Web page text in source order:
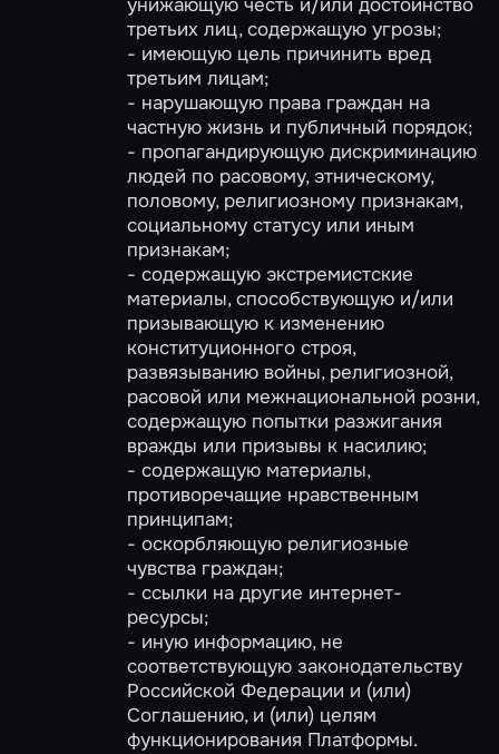
третьих лиц, содержащую угрозы;
- имеющую цель причинить вред
третьим лицам;
- нарушающую права граждан на
частную жизнь и публичный порядок;
- пропагандирующую дискриминацию
людей по расовому, этническому,
половому, религиозному признакам,
социальному статусу или иным
признакам;
- содержащую экстремистские
материалы, способствующую и/или
призывающую к изменению
конституционного строя,
развязыванию войны, религиозной,
расовой или межнациональной розни,
содержащую попытки разжигания
вражды или призывы к насилию;
- содержащую материалы,
противоречащие нравственным
принципам;
- оскорбляющую религиозные
чувства граждан;
- ссылки на другие интернет-
ресурсы;
- иную информацию, не
соответствующую законодательству
Российской Федерации и (или)
Соглашению, и (или) целям
функционирования Платформы.